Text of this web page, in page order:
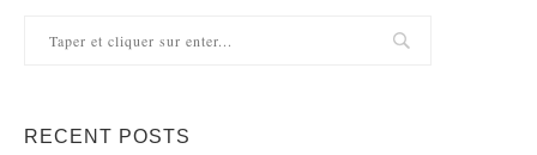
RECENT POSTS